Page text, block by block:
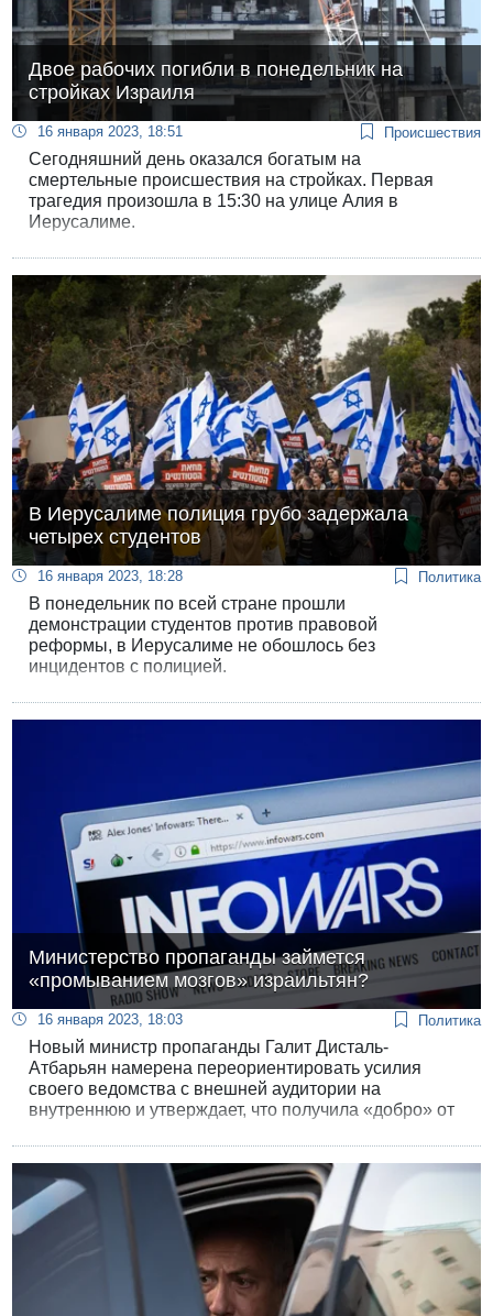
Двое рабочих погибли в понедельник на
стройках Израиля
16 января 2023, 18:51 Происшествия
Сегодняшний день оказался богатым на
смертельные происшествия на стройках. Первая
трагедия произошла в 15:30 на улице Алия в
Иерусалиме.
В Иерусалиме полиция грубо задержала
четырех студентов
16 января 2023, 18:28 Политика
В понедельник по всей стране прошли
демонстрации студентов против правовой
реформы, в Иерусалиме не обошлось без
инцидентов с полицией.
Министерство пропаганды займется
«промыванием мозгов» израильтян?
16 января 2023, 18:03 Политика
Новый министр пропаганды Галит Дисталь-
Атбарьян намерена переориентировать усилия
своего ведомства с внешней аудитории на
внутреннюю и утверждает, что получила «добро» от
сомнительного, с точки зрения закона, начинания.